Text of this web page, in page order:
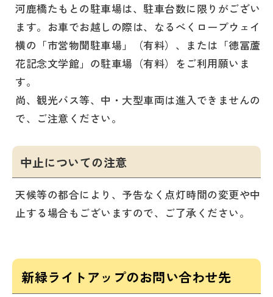
河鹿橋たもとの駐車場は、駐車台数に限りがござい
ます。お車でお越しの際は、なるべくロープウェイ
横の「市営物聞駐車場」（有料）、または「徳冨蘆
花記念文学館」の駐車場（有料）をご利用願いま
す。
尚、観光バス等、中・大型車両は進入できませんの
で、ご注意ください。
中止についての注意
天候等の都合により、予告なく点灯時間の変更や中
止する場合もございますので、ご了承ください。
新緑ライトアップのお問い合わせ先